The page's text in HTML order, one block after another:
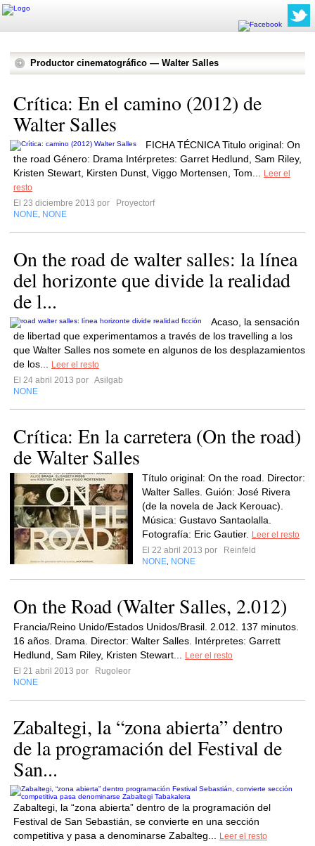
Productor cinematográfico — Walter Salles
Crítica: En el camino (2012) de
Walter Salles
FICHA TÉCNICA Titulo original: On
the road Género: Drama Intérpretes: Garret Hedlund, Sam Riley,
Kristen Stewart, Kirsten Dunst, Viggo Mortensen, Tom...
Leer el
resto
El 23 diciembre 2013 por
Proyectorf
NONE NONE
On the road de walter salles: la línea
del horizonte que divide la realidad
de l...
Acaso, la sensación
de libertad que experimentamos a través de los travelling a los
que Walter Salles nos somete en algunos de los desplazamientos
de los...
Leer el resto
El 24 abril 2013 por Asilgab
NONE
Crítica: En la carretera (On the road)
de Walter Salles
Título original: On the road. Director:
Walter Salles. Guión: José Rivera
(de la novela de Jack Kerouac).
Música: Gustavo Santaolalla.
Fotografía: Eric Gautier.
Leer el resto
El 22 abril 2013 por
Reinfeld
NONE NONE
On the Road (Walter Salles, 2.012)
Francia/Reino Unido/Estados Unidos/Brasil. 2.012. 137 minutos.
16 años. Drama. Director: Walter Salles. Intérpretes: Garrett
Hedlund, Sam Riley, Kristen Stewart...
Leer el resto
El 21 abril 2013 por
Rugoleor
NONE
Zabaltegi, la “zona abierta” dentro
de la programación del Festival de
San...
Zabaltegi, la “zona abierta” dentro de la programación del
Festival de San Sebastián, se convierte en una sección
competitiva y pasa a denominarse Zabalteg...
Leer el resto